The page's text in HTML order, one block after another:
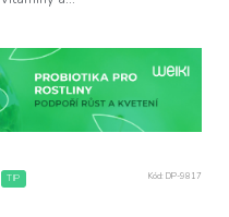
TIP Kód: DP-9817